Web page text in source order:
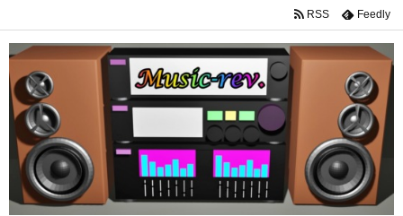
RSS Feedly